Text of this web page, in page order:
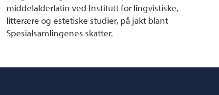
middelalderlatin ved Institutt for lingvistiske,
litterære og estetiske studier, på jakt blant
Spesialsamlingenes skatter.